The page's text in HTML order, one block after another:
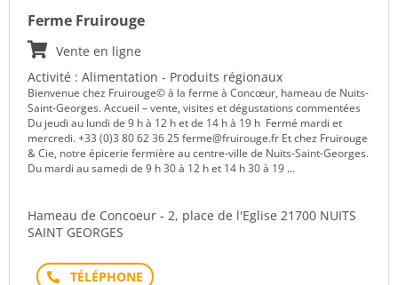
Ferme Fruirouge
Vente en ligne
Activité : Alimentation - Produits régionaux
Bienvenue chez Fruirouge© à la ferme à Concœur, hameau de Nuits-
Saint-Georges. Accueil – vente, visites et dégustations commentées
Du jeudi au lundi de 9 h à 12 h et de 14 h à 19 h Fermé mardi et
mercredi. +33 (0)3 80 62 36 25 ferme@fruirouge.fr Et chez Fruirouge
& Cie, notre épicerie fermière au centre-ville de Nuits-Saint-Georges.
Du mardi au samedi de 9 h 30 à 12 h et 14 h 30 à 19 ...
Hameau de Concoeur - 2, place de l'Eglise 21700 NUITS
SAINT GEORGES
Téléphone